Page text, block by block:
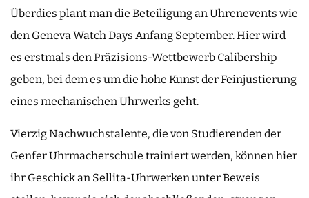
Überdies plant man die Beteiligung an Uhrenevents wie
den Geneva Watch Days Anfang September. Hier wird
es erstmals den Präzisions-Wettbewerb Calibership
geben, bei dem es um die hohe Kunst der Feinjustierung
eines mechanischen Uhrwerks geht.
Vierzig Nachwuchstalente, die von Studierenden der
Genfer Uhrmacherschule trainiert werden, können hier
ihr Geschick an Sellita-Uhrwerken unter Beweis